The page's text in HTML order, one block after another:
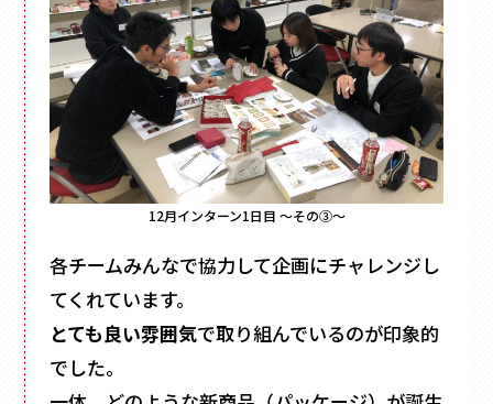
12月インターン1日目 ～その③～
各チームみんなで協力して企画にチャレンジし
てくれています。
とても良い雰囲気で取り組んでいるのが印象的
でした。